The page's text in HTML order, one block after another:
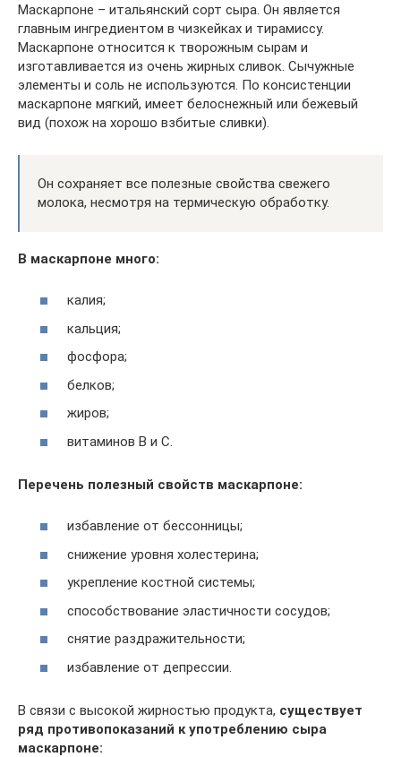
Маскарпоне – итальянский сорт сыра. Он является
главным ингредиентом в чизкейках и тирамиссу.
Маскарпоне относится к творожным сырам и
изготавливается из очень жирных сливок. Сычужные
элементы и соль не используются. По консистенции
маскарпоне мягкий, имеет белоснежный или бежевый
вид (похож на хорошо взбитые сливки).
Он сохраняет все полезные свойства свежего
молока, несмотря на термическую обработку.
В маскарпоне много:
калия;
кальция;
фосфора;
белков;
жиров;
витаминов В и С.
Перечень полезный свойств маскарпоне:
избавление от бессонницы;
снижение уровня холестерина;
укрепление костной системы;
способствование эластичности сосудов;
снятие раздражительности;
избавление от депрессии.
В связи с высокой жирностью продукта, существует
ряд противопоказаний к употреблению сыра
маскарпоне: